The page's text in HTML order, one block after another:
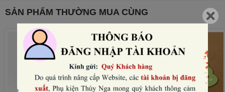
SẢN PHẨM THƯỜNG MUA CÙNG